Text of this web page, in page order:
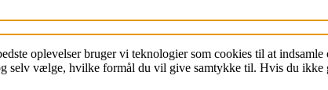
oplevelser bruger vi teknologier som cookies til at
selv vælge, hvilke formål du vil give samtykke til. Hvis du
Review
Lad U Press